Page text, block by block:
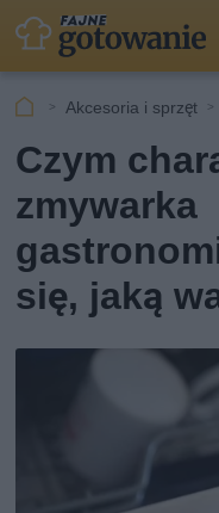
Akcesoria i sprzęt
Czym
zmywarka
się, jaką